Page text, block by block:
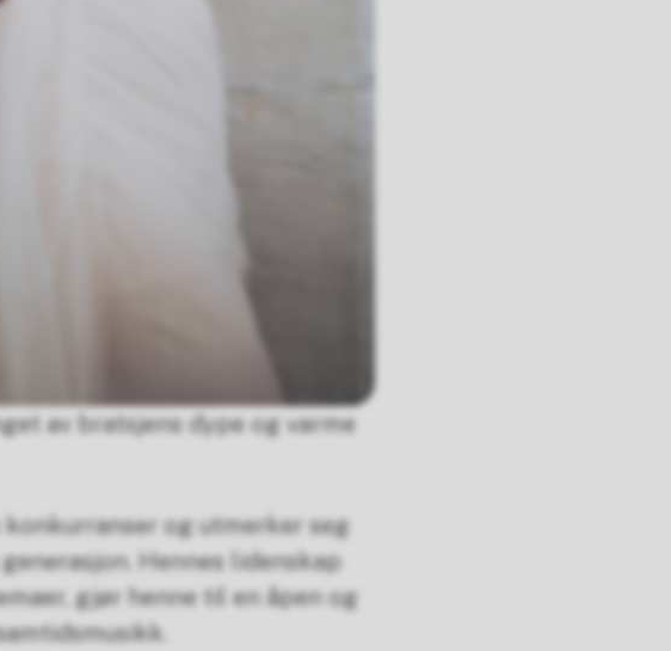
av bratsjens dype og varme
og utmerker seg
Hennes lidenskap
gjør henne til en åpen og